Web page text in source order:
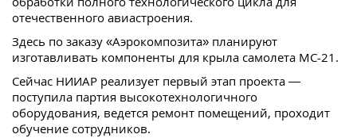
отечественного авиастроения.
Здесь по заказу «Аэрокомпозита» планируют
изготавливать компоненты для крыла самолета МС-21.
Сейчас НИИАР реализует первый этап проекта —
поступила партия высокотехнологичного
оборудования, ведется ремонт помещений, проходит
обучение сотрудников.